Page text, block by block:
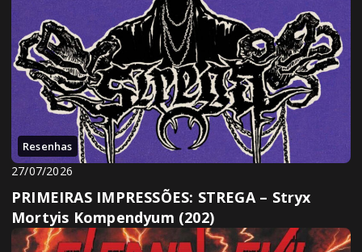
Resenhas
27/07/2026
PRIMEIRAS IMPRESSÕES: STREGA – Stryx
Mortyis Kompendyum (202)